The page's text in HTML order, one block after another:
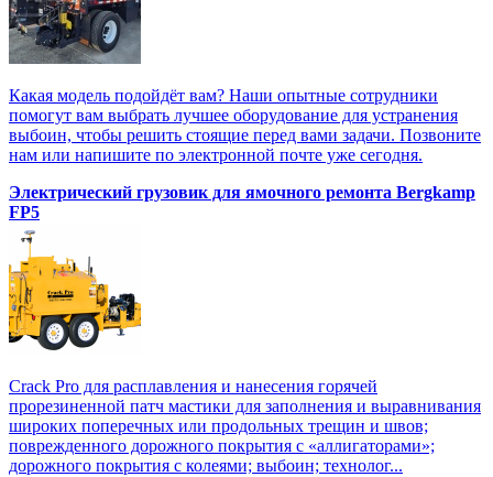
Какая модель подойдёт вам? Наши опытные сотрудники
помогут вам выбрать лучшее оборудование для устранения
выбоин, чтобы решить стоящие перед вами задачи. Позвоните
нам или напишите по электронной почте уже сегодня.
Электрический грузовик для ямочного ремонта Bergkamp
FP5
Crack Pro для расплавления и нанесения горячей
прорезиненной патч мастики для заполнения и выравнивания
широких поперечных или продольных трещин и швов;
поврежденного дорожного покрытия с «аллигаторами»;
дорожного покрытия с колеями; выбоин; технолог...